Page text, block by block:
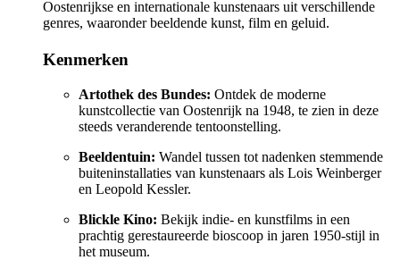
Oostenrijkse en internationale kunstenaars uit verschillende
genres, waaronder beeldende kunst, film en geluid.
Kenmerken
Artothek des Bundes: Ontdek de moderne
kunstcollectie van Oostenrijk na 1948, te zien in deze
steeds veranderende tentoonstelling.
Beeldentuin: Wandel tussen tot nadenken stemmende
buiteninstallaties van kunstenaars als Lois Weinberger
en Leopold Kessler.
Blickle Kino: Bekijk indie- en kunstfilms in een
prachtig gerestaureerde bioscoop in jaren 1950-stijl in
het museum.